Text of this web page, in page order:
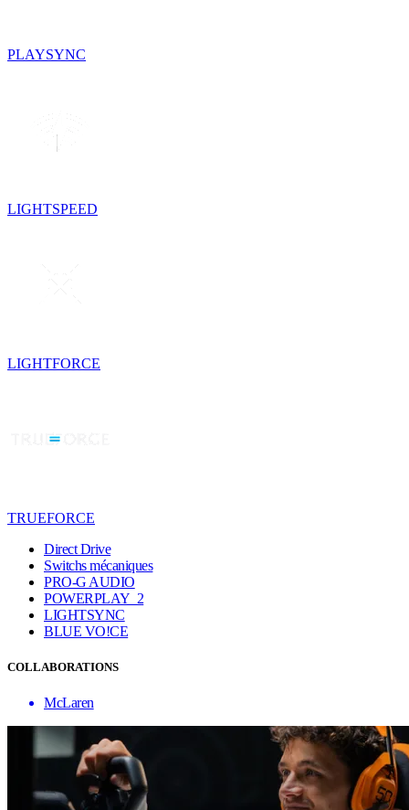
PLAYSYNC
LIGHTSPEED
LIGHTFORCE
TRUEFORCE
Direct Drive
Switchs mécaniques
PRO-G AUDIO
POWERPLAY 2
LIGHTSYNC
BLUE VO!CE
COLLABORATIONS
McLaren